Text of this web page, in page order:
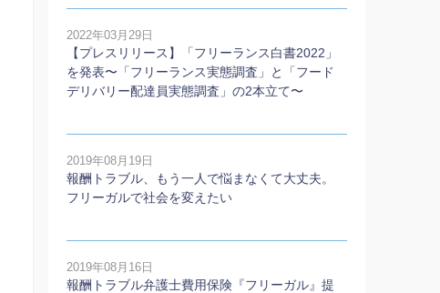
2022年03月29日
【プレスリリース】「フリーランス白書2022」
を発表〜「フリーランス実態調査」と「フード
デリバリー配達員実態調査」の2本⽴て〜
2019年08月19日
報酬トラブル、もう一人で悩まなくて大丈夫。
フリーガルで社会を変えたい
2019年08月16日
報酬トラブル弁護士費用保険『フリーガル』提